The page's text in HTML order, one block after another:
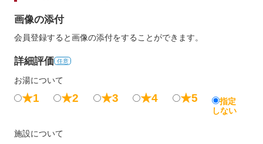
画像の添付
会員登録すると画像の添付をすることができます。
詳細評価 任意
お湯について
★1 ★2 ★3 ★4 ★5
指定
しない
施設について